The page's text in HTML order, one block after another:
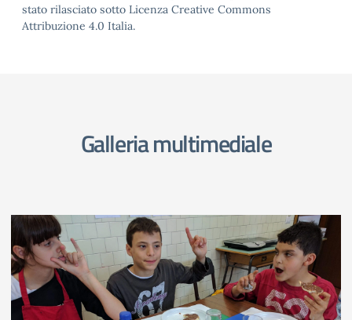
stato rilasciato sotto Licenza Creative Commons
Attribuzione 4.0 Italia.
Galleria multimediale